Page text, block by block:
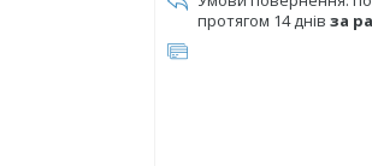
протягом 14 днів за